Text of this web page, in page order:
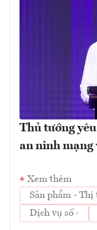
Thủ tướng
an ninh mạng
Xem thêm
Sản phẩm - Thị
Dịch vụ số